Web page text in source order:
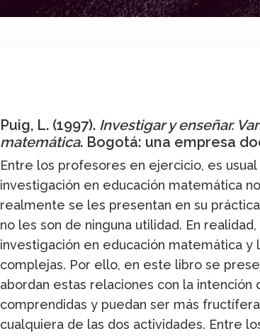
Puig, L. (1997). Investigar y enseñar.
matemática. Bogotá: una empresa
Entre los profesores en ejercicio, es
investigación en educación matemática
realmente se les presentan en su
no les son de ninguna utilidad. En
investigación en educación matemática y
complejas. Por ello, en este libro se
abordan estas relaciones con la intención
comprendidas y puedan ser más
cualquiera de las dos actividades. Entre